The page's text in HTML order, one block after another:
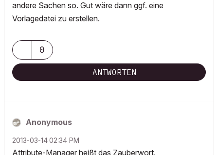
andere Sachen so. Gut wäre dann ggf. eine
Vorlagedatei zu erstellen.
0
ANTWORTEN
Anonymous
‎2013-03-1402:34 PM
Attribute-Manager heißt das Zauberwort.